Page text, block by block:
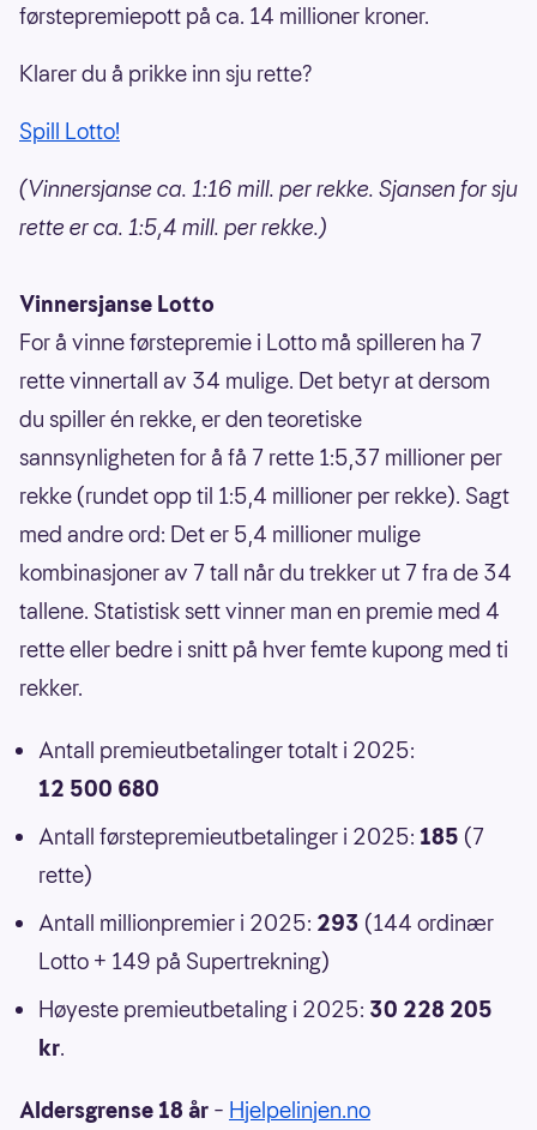
førstepremiepott på ca. 14 millioner kroner.
Klarer du å prikke inn sju rette?
Spill Lotto!
(Vinnersjanse ca. 1:16 mill. per rekke. Sjansen for sju
rette er ca. 1:5,4 mill. per rekke.)
Vinnersjanse Lotto
For å vinne førstepremie i Lotto må spilleren ha 7
rette vinnertall av 34 mulige. Det betyr at dersom
du spiller én rekke, er den teoretiske
sannsynligheten for å få 7 rette 1:5,37 millioner per
rekke (rundet opp til 1:5,4 millioner per rekke). Sagt
med andre ord: Det er 5,4 millioner mulige
kombinasjoner av 7 tall når du trekker ut 7 fra de 34
tallene. Statistisk sett vinner man en premie med 4
rette eller bedre i snitt på hver femte kupong med ti
rekker.
Antall premieutbetalinger totalt i 2025:
12 500 680
Antall førstepremieutbetalinger i 2025: 185 (7
rette)
Antall millionpremier i 2025: 293 (144 ordinær
Lotto + 149 på Supertrekning)
Høyeste premieutbetaling i 2025: 30 228 205
kr.
Aldersgrense 18 år – Hjelpelinjen.no